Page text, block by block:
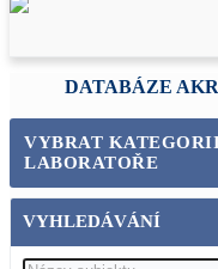
DATABÁZE
VYBRAT
LABORATOŘE
VYHLEDÁVÁNÍ